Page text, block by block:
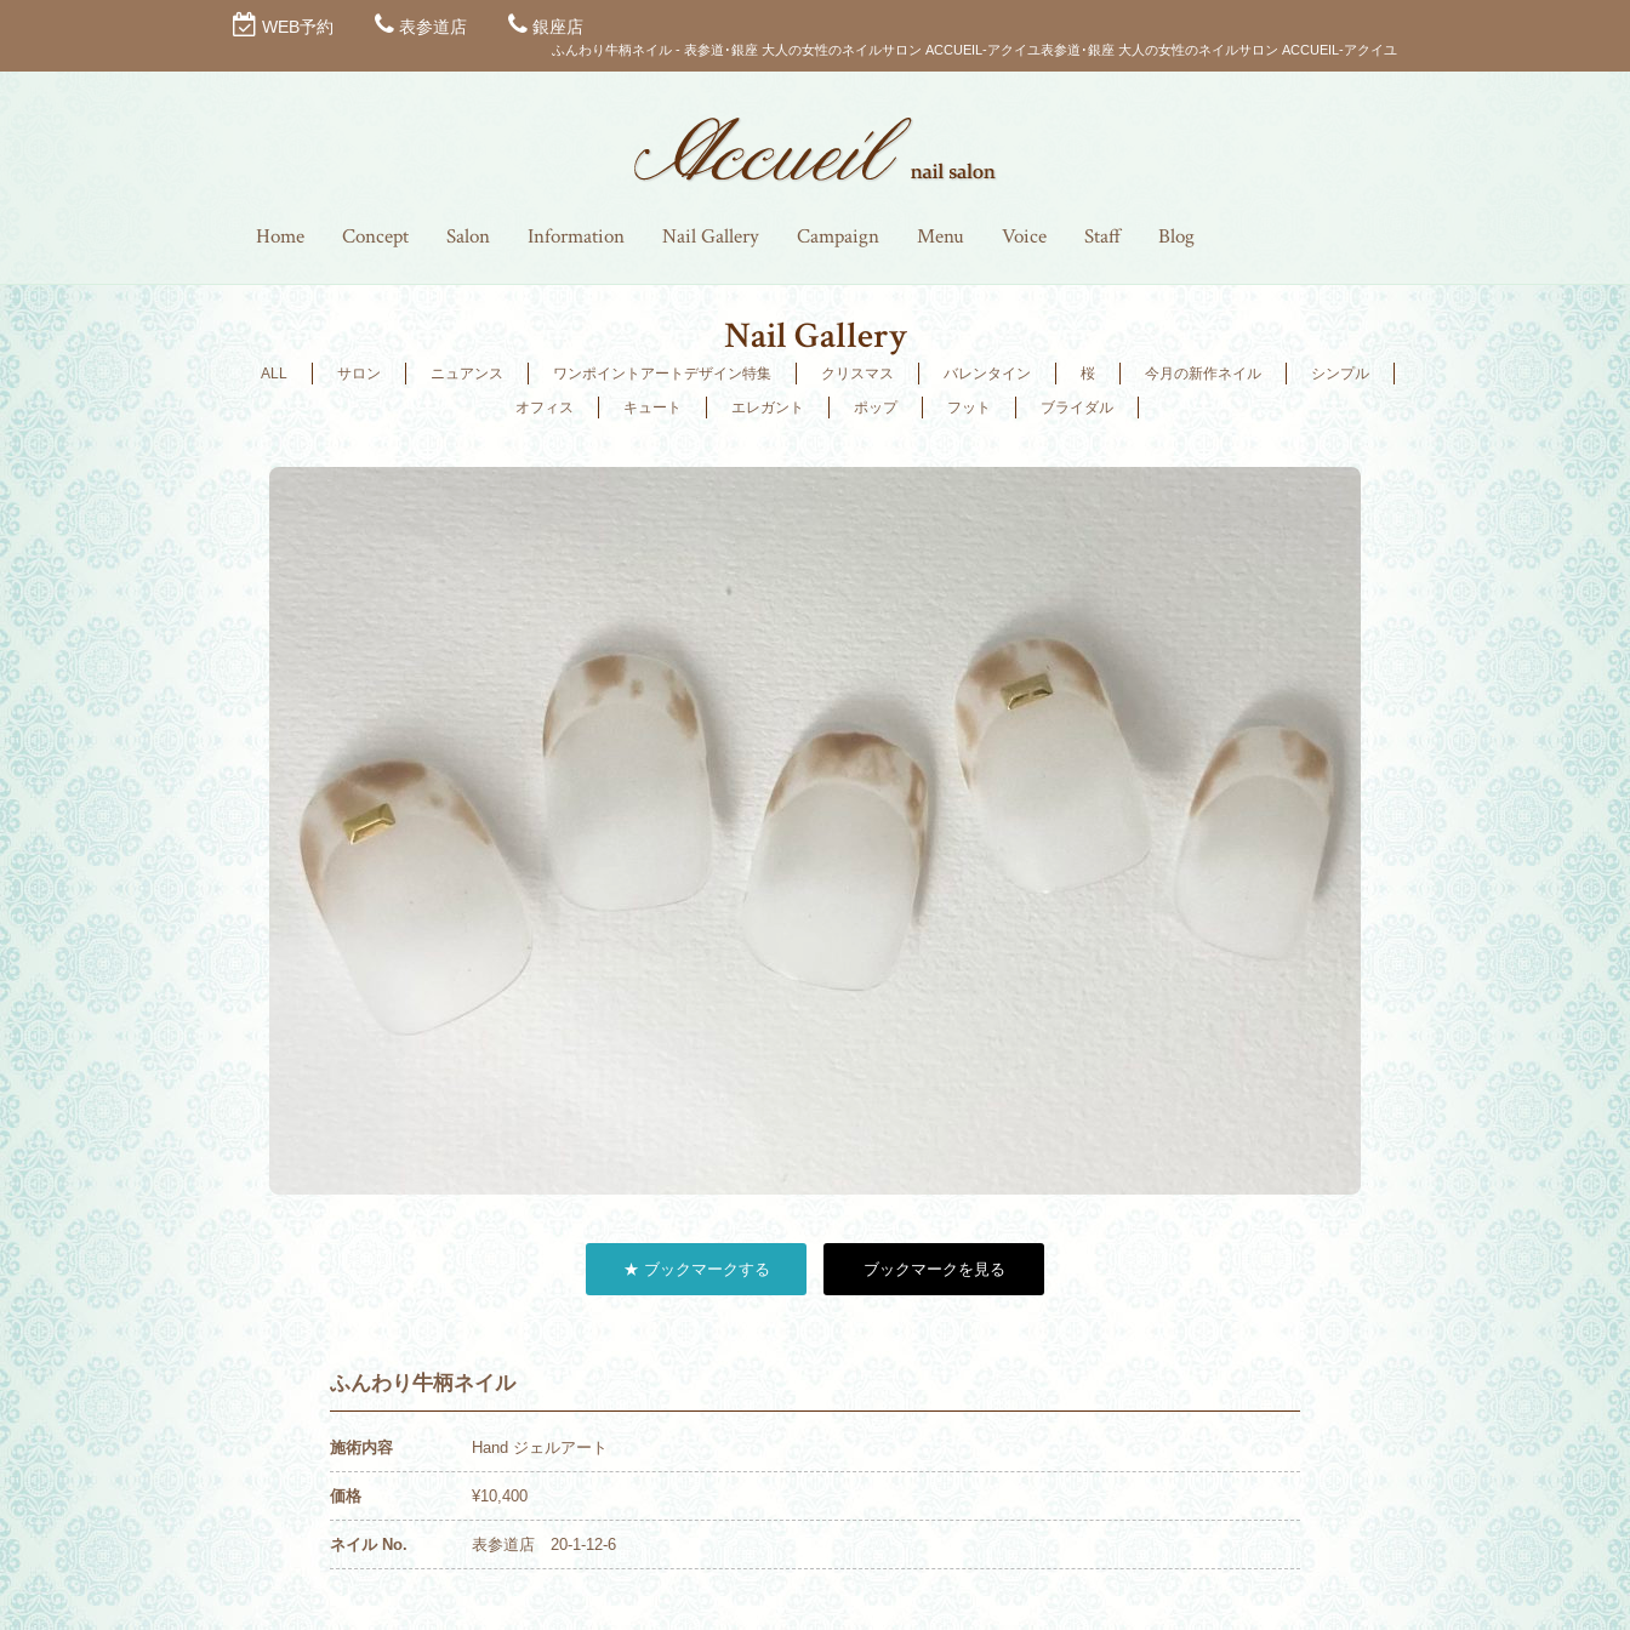
WEB予約 表参道店 銀座店
ふんわり牛柄ネイル - 表参道･銀座 大人の女性のネイルサロン ACCUEIL-アクイユ表参道･銀座 大人の女性のネイルサロン ACCUEIL-アクイユ
Home Concept Salon Information Nail Gallery Campaign Menu Voice Staff Blog
Nail Gallery
ALL サロン ニュアンス ワンポイントアートデザイン特集 クリスマス バレンタイン 桜 今月の新作ネイル
シンプル
オフィス
キュート エレガント ポップ フット ブライダル
★ ブックマークする ブックマークを見る
ふんわり牛柄ネイル
施術内容 Hand ジェルアート
価格 ¥10,400
ネイル No. 表参道店 20-1-12-6